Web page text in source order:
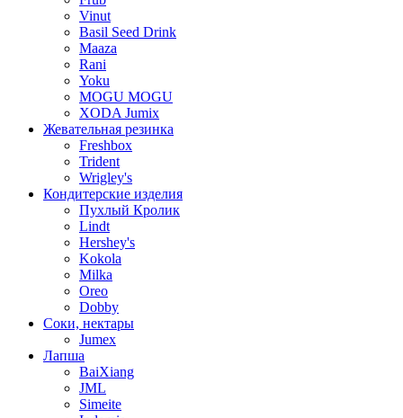
Vinut
Basil Seed Drink
Maaza
Rani
Yoku
MOGU MOGU
XODA Jumix
Жевательная резинка
Freshbox
Trident
Wrigley's
Кондитерские изделия
Пухлый Кролик
Lindt
Hershey's
Kokola
Milka
Oreo
Dobby
Соки, нектары
Jumex
Лапша
BaiXiang
JML
Simeite